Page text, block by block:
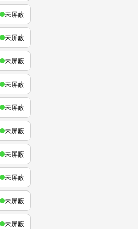
未屏蔽
未屏蔽
未屏蔽
未屏蔽
未屏蔽
未屏蔽
未屏蔽
未屏蔽
未屏蔽
未屏蔽